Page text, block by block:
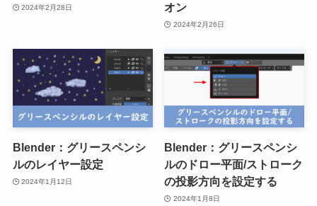
2024年2月28日
オン
2024年2月26日
Blender：グリースペンシ
ルのレイヤー設定
2024年1月12日
Blender：グリースペンシ
ルのドロー平面/ストローク
の投影方向を設定する
2024年1月8日